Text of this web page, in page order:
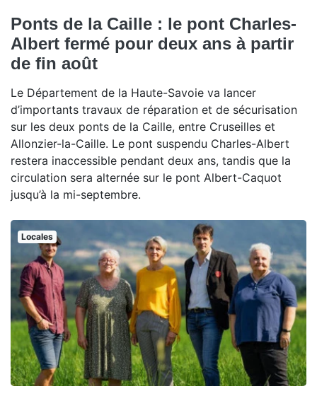
Ponts de la Caille : le pont Charles-
Albert fermé pour deux ans à partir
de fin août
Le Département de la Haute-Savoie va lancer
d’importants travaux de réparation et de sécurisation
sur les deux ponts de la Caille, entre Cruseilles et
Allonzier-la-Caille. Le pont suspendu Charles-Albert
restera inaccessible pendant deux ans, tandis que la
circulation sera alternée sur le pont Albert-Caquot
jusqu’à la mi-septembre.
Locales